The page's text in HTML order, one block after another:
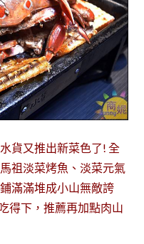
貨又推出新菜色了! 全
祖淡菜烤魚、淡菜元氣
滿滿堆成小山無敵誇
得下，推薦再加點肉山